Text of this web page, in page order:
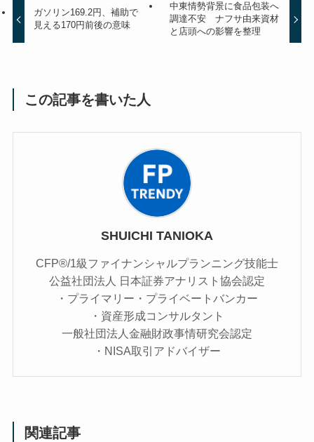
ガソリン169.2円、補助で
見える170円前後の意味
中東情勢背景に食品包装へ
調達不安 ナフサ由来資材
と店頭への影響を整理
この記事を書いた人
SHUICHI TANIOKA
CFP®/1級ファイナンシャルプランニング技能士
公益社団法人 日本証券アナリスト協会認定
・プライマリー・プライベートバンカー
・資産形成コンサルタント
一般社団法人金融財政事情研究会認定
・NISA取引アドバイザー
関連記事